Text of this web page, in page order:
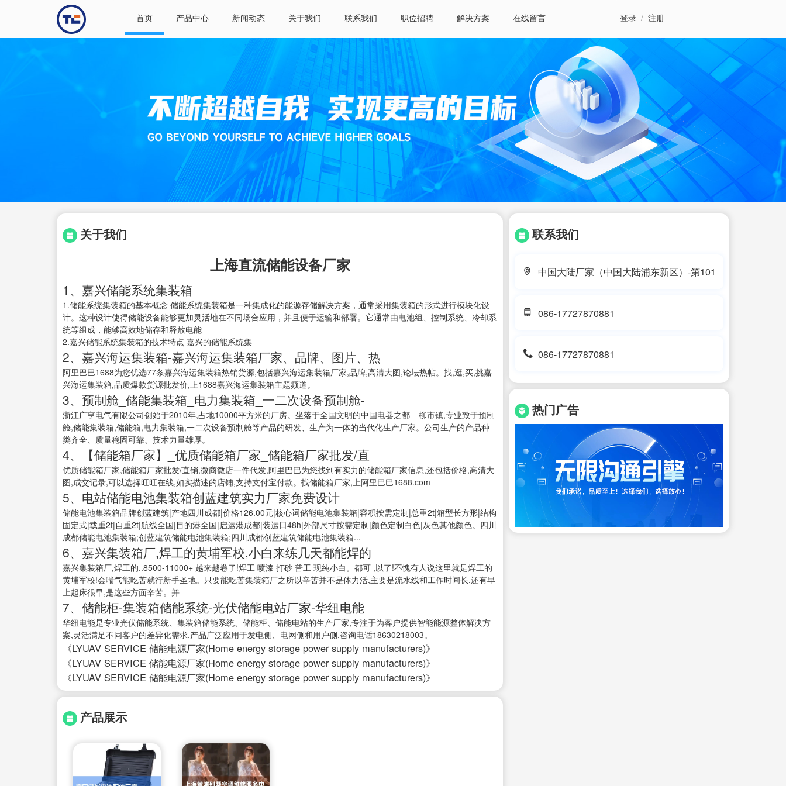
首页 产品中心 新闻动态 关于我们 联系我们 职位招聘 解决方案 在线留言 登录 / 注册
关于我们
上海直流储能设备厂家
1、嘉兴储能系统集装箱
1.储能系统集装箱的基本概念 储能系统集装箱是一种集成化的能源存储解决方案，通常采用集装箱的形式进行模块化设
计。这种设计使得储能设备能够更加灵活地在不同场合应用，并且便于运输和部署。它通常由电池组、控制系统、冷却系
统等组成，能够高效地储存和释放电能
2.嘉兴储能系统集装箱的技术特点 嘉兴的储能系统集
2、嘉兴海运集装箱-嘉兴海运集装箱厂家、品牌、图片、热
阿里巴巴1688为您优选77条嘉兴海运集装箱热销货源,包括嘉兴海运集装箱厂家,品牌,高清大图,论坛热帖。找,逛,买,挑嘉
兴海运集装箱,品质爆款货源批发价,上1688嘉兴海运集装箱主题频道。
3、预制舱_储能集装箱_电力集装箱_一二次设备预制舱-
浙江广亨电气有限公司创始于2010年,占地10000平方米的厂房。坐落于全国文明的中国电器之都---柳市镇,专业致于预制
舱,储能集装箱,储能箱,电力集装箱,一二次设备预制舱等产品的研发、生产为一体的当代化生产厂家。公司生产的产品种
类齐全、质量稳固可靠、技术力量雄厚。
4、【储能箱厂家】_优质储能箱厂家_储能箱厂家批发/直
优质储能箱厂家,储能箱厂家批发/直销,微商微店一件代发,阿里巴巴为您找到有实力的储能箱厂家信息,还包括价格,高清大
图,成交记录,可以选择旺旺在线,如实描述的店铺,支持支付宝付款。找储能箱厂家,上阿里巴巴1688.com
5、电站储能电池集装箱创蓝建筑实力厂家免费设计
储能电池集装箱品牌创蓝建筑|产地四川成都|价格126.00元|核心词储能电池集装箱|容积按需定制|总重2t|箱型长方形|结构
固定式|载重2t|自重2t|航线全国|目的港全国|启运港成都|装运日48h|外部尺寸按需定制|颜色定制白色|灰色其他颜色。四川
成都储能电池集装箱;创蓝建筑储能电池集装箱;四川成都创蓝建筑储能电池集装箱...
6、嘉兴集装箱厂,焊工的黄埔军校,小白来练几天都能焊的
嘉兴集装箱厂,焊工的..8500-11000+ 越来越卷了!焊工 喷漆 打砂 普工 现纯小白。都可 ,以了!不愧有人说这里就是焊工的
黄埔军校!会喘气能吃苦就行新手圣地。只要能吃苦集装箱厂之所以辛苦并不是体力活,主要是流水线和工作时间长,还有早
上起床很早,是这些方面辛苦。并
7、储能柜-集装箱储能系统-光伏储能电站厂家-华纽电能
华纽电能是专业光伏储能系统、集装箱储能系统、储能柜、储能电站的生产厂家,专注于为客户提供智能能源整体解决方
案,灵活满足不同客户的差异化需求,产品广泛应用于发电侧、电网侧和用户侧,咨询电话18630218003。
《LYUAV SERVICE 储能电源厂家(Home energy storage power supply manufacturers)》
《LYUAV SERVICE 储能电源厂家(Home energy storage power supply manufacturers)》
《LYUAV SERVICE 储能电源厂家(Home energy storage power supply manufacturers)》
产品展示
联系我们
中国大陆厂家（中国大陆浦东新区）-第101
086-17727870881
086-17727870881
热门广告